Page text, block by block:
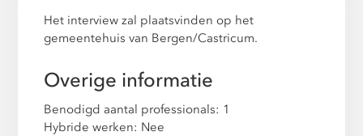
Het interview zal plaatsvinden op het
gemeentehuis van Bergen/Castricum.
Overige informatie
Benodigd aantal professionals: 1
Hybride werken: Nee